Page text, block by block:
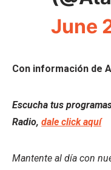
June
Con información de
Escucha tus
Radio, dale click aquí
Mantente al día con